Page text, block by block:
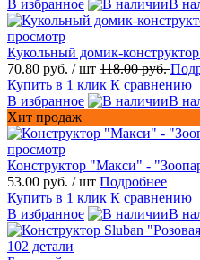
В избранное
В
просмотр
Кукольный домик-
70.80 руб. / шт 118.00 руб.
Купить в 1 клик К сравнению
В избранное
В
Хит продаж
просмотр
Конструктор "Макси" -
53.00 руб. / шт Подробнее
Купить в 1 клик К сравнению
В избранное
В